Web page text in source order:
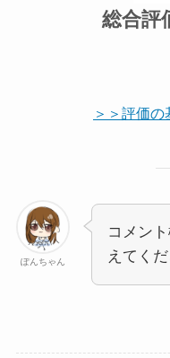
総合評
＞＞評価
ぽんちゃん
コメン
えてく